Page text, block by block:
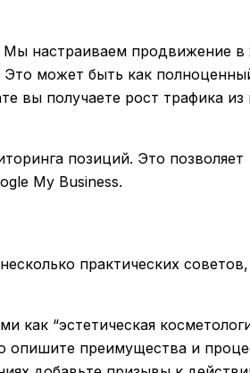
Мы настраиваем продвижение в
Это может быть как
вы получаете рост трафика из
позиций. Это позволяет
My Business.
практических
как “эстетическая
опишите преимущества и